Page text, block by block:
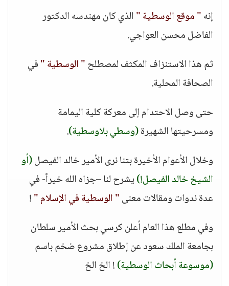
إنه" موقع الوسطية "الذي كان مهندسه الدكتور
الفاضل محسن العواجي.
ثم هذا الاستنزاف المكثف لمصطلح" الوسطية "في
الصحافة المحلية.
حتى وصل الاحتدام إلى معركة كلية اليمامة
ومسرحيتها الشهيرة(وسطي بلاوسطية).
وخلال الأعوام الأخيرة بتنا نرى الأمير خالد الفيصل(أو
الشيخ خالد الفيصل!)يشرح لنا –جزاه الله خيراً- في
عدة ندوات ومقالات معنى" الوسطية في الإسلام "!
وفي مطلع هذا العام أعلن كرسي بحث الأمير سلطان
بجامعة الملك سعود عن إطلاق مشروع ضخم باسم
(موسوعة أبحاث الوسطية)! الخ الخ